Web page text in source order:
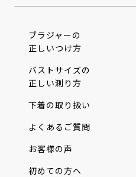
ブラジャーの
正しいつけ方
バストサイズの
正しい測り方
下着の取り扱い
よくあるご質問
お客様の声
初めての方へ